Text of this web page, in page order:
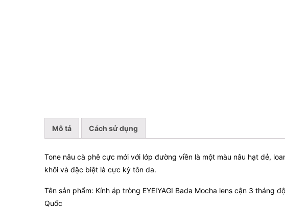
Mô tả Cách sử dụng
Tone nâu cà phê cực mới với lớp đường viền là một màu nâu hạt dẻ,
khôi và đặc biệt là cực kỳ tôn da.
Tên sản phẩm: Kính áp tròng EYEIYAGI Bada Mocha lens cận 3 tháng
Quốc